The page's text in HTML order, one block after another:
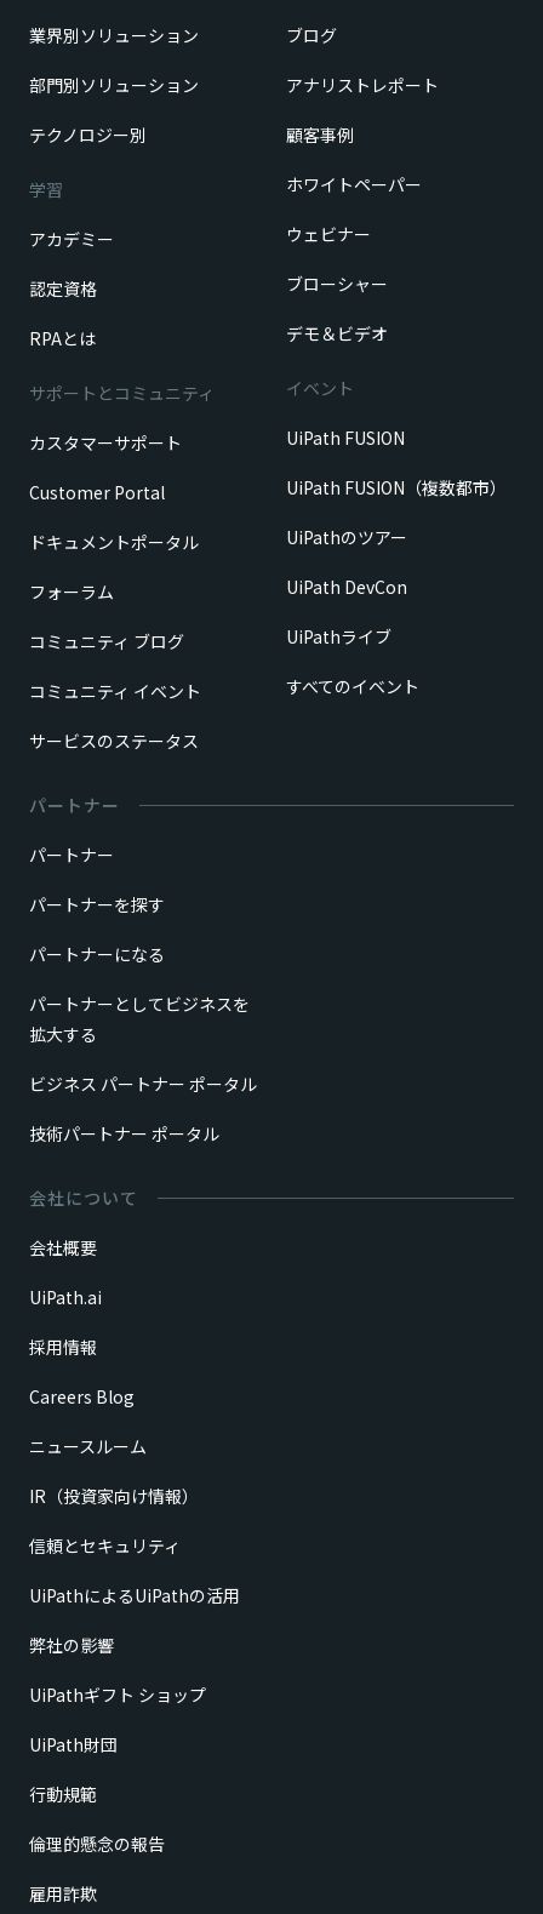
業界別ソリューション
部門別ソリューション
テクノロジー別
学習
アカデミー
認定資格
RPAとは
サポートとコミュニティ
カスタマーサポート
Customer Portal
ドキュメントポータル
フォーラム
コミュニティ ブログ
コミュニティ イベント
サービスのステータス
ブログ
アナリストレポート
顧客事例
ホワイトペーパー
ウェビナー
ブローシャー
デモ＆ビデオ
イベント
UiPath FUSION
UiPath FUSION（複数都市）
UiPathのツアー
UiPath DevCon
UiPathライブ
すべてのイベント
パートナー
パートナー
パートナーを探す
パートナーになる
パートナーとしてビジネスを
拡大する
ビジネス パートナー ポータル
技術パートナー ポータル
会社について
会社概要
UiPath.ai
採用情報
Careers Blog
ニュースルーム
IR（投資家向け情報）
信頼とセキュリティ
UiPathによるUiPathの活用
弊社の影響
UiPathギフト ショップ
UiPath財団
行動規範
倫理的懸念の報告
雇用詐欺